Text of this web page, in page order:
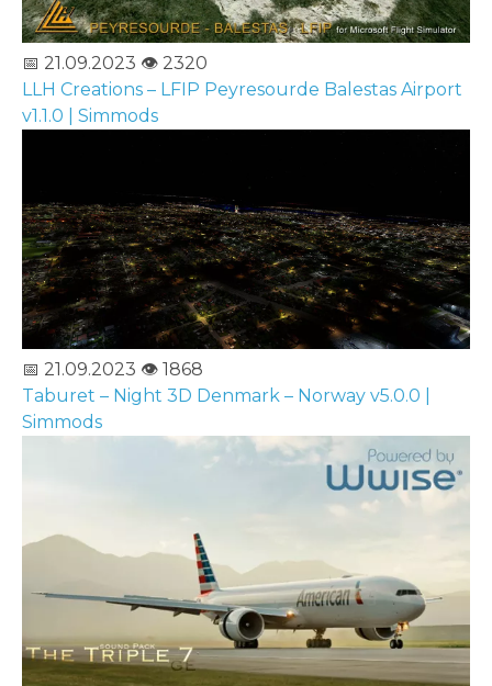
📅 21.09.2023 👁️ 2320
LLH Creations – LFIP Peyresourde Balestas Airport
v1.1.0 | Simmods
📅 21.09.2023 👁️ 1868
Taburet – Night 3D Denmark – Norway v5.0.0 |
Simmods